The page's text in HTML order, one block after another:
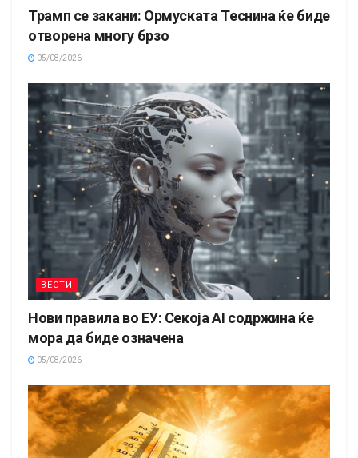
Трамп се закани: Ормуската Теснина ќе биде
отворена многу брзо
05/08/2026
ВЕСТИ
Нови правила во ЕУ: Секоја AI содржина ќе
мора да биде означена
05/08/2026